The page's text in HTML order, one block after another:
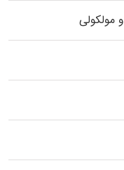
مولکولی